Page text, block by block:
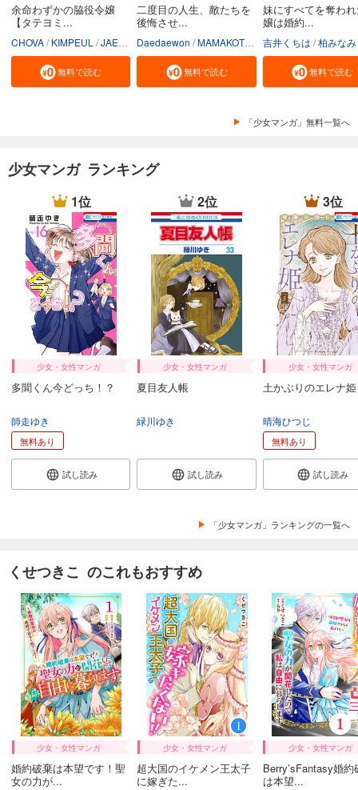
余命わずかの脇役令嬢
【タテヨミ...
CHOVA KIMPEUL JAEUNHYANG
無料で読む
二度目の人生、敵たちを
後悔させ...
Daedaewon MAMAKOTO 陽気なおじさん
無料で読む
妹にすべてを奪わ
嬢は婚約...
吉井くちは 柏みなみ
無料で読む
「少女マンガ」無料一覧へ
少女マンガ ランキング
1位
少女・女性マンガ
多聞くん今どっち！？
師走ゆき
無料あり
試し読み
2位
少女・女性マンガ
夏目友人帳
緑川ゆき
試し読み
3位
少女・女性マンガ
土かぶりのエレナ姫
晴海ひつじ
無料あり
試し読み
「少女マンガ」ランキングの一覧へ
くせつきこ のこれもおすすめ
少女・女性マンガ
婚約破棄は本望です！聖
女の力が...
少女・女性マンガ
超大国のイケメン王太子
に嫁ぎた...
少女・女性マンガ
Berry’sFantasy婚約
は本望...